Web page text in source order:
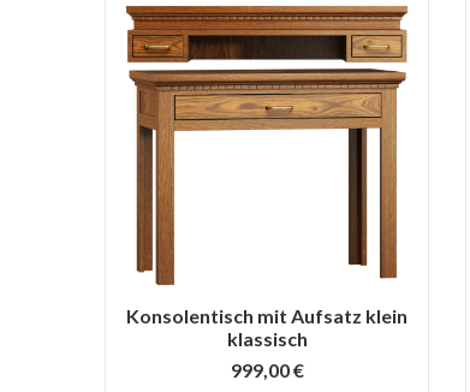
Konsolentisch mit Aufsatz klein
klassisch
999,00 €